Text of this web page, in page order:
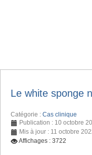
Le white sponge
Catégorie : Cas clinique
Publication : 10 octobre
Mis à jour : 11 octobre
Affichages : 3722